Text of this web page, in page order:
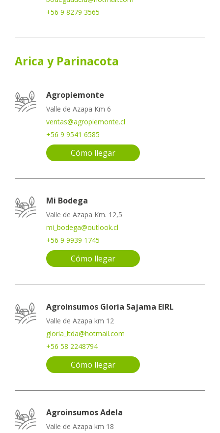
+56 9 8279 3565
Arica y Parinacota
Agropiemonte
Valle de Azapa Km 6
ventas@agropiemonte.cl
+56 9 9541 6585
Cómo llegar
Mi Bodega
Valle de Azapa Km. 12,5
mi_bodega@outlook.cl
+56 9 9939 1745
Cómo llegar
Agroinsumos Gloria Sajama EIRL
Valle de Azapa km 12
gloria_ltda@hotmail.com
+56 58 2248794
Cómo llegar
Agroinsumos Adela
Valle de Azapa km 18